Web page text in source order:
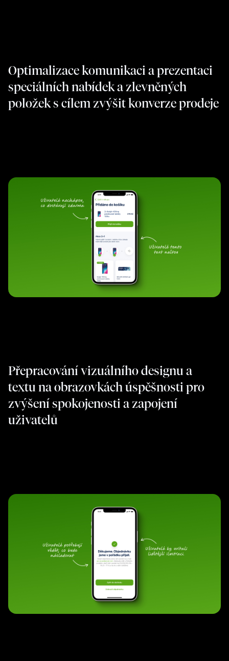
Optimalizace komunikaci a prezentaci
speciálních nabídek a zlevněných
položek s cílem zvýšit konverze prodeje
Přepracování vizuálního designu a
textu na obrazovkách úspěšnosti pro
zvýšení spokojenosti a zapojení
uživatelů